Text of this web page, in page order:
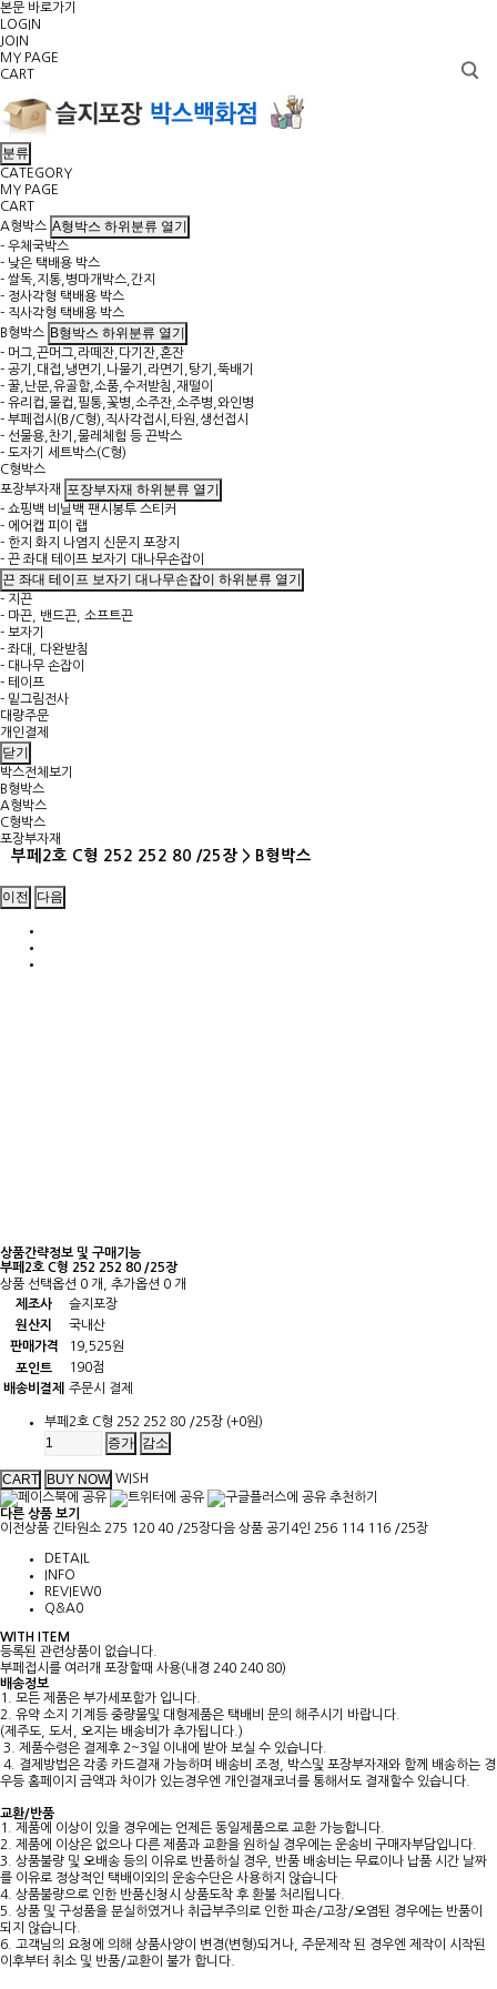
본문 바로가기
LOGIN
JOIN
MY PAGE
CART
분류
CATEGORY
MY PAGE
CART
A형박스 A형박스 하위분류 열기
- 우체국박스
- 낮은 택배용 박스
- 쌀독,지통,병마개박스,간지
- 정사각형 택배용 박스
- 직사각형 택배용 박스
B형박스 B형박스 하위분류 열기
- 머그,끈머그,라떼잔,다기잔,혼잔
- 공기,대접,냉면기,나물기,라면기,탕기,뚝배기
- 꿀,난분,유골함,소품,수저받침,재떨이
- 유리컵,물컵,필통,꽃병,소주잔,소주병,와인병
- 부페접시(B/C형),직사각접시,타원,생선접시
- 선물용,찬기,물레체험 등 끈박스
- 도자기 세트박스(C형)
C형박스
포장부자재
포장부자재 하위분류 열기
- 쇼핑백 비닐백 팬시봉투 스티커
- 에어캡 피이 랩
- 한지 화지 나염지 신문지 포장지
- 끈 좌대 테이프 보자기 대나무손잡이
끈 좌대 테이프 보자기 대나무손잡이 하위분류 열기
- 지끈
- 마끈, 밴드끈, 소프트끈
- 보자기
- 좌대, 다완받침
- 대나무 손잡이
- 테이프
- 밑그림전사
대량주문
개인결제
닫기
박스전체보기
B형박스
A형박스
C형박스
포장부자재
부페2호 C형 252 252 80 /25장 > B형박스
이전 다음
상품간략정보 및 구매기능
부페2호 C형 252 252 80 /25장
상품 선택옵션 0 개, 추가옵션 0 개
제조사
슬지포장
원산지
국내산
판매가격
19,525원
포인트
190점
배송비결제
주문시 결제
부페2호 C형 252 252 80 /25장 (+0원)
증가 감소
WISH
추천하기
다른 상품 보기
이전상품 긴타원소 275 120 40 /25장다음 상품 공기4인 256 114 116 /25장
DETAIL
INFO
REVIEW0
Q&A0
WITH ITEM
등록된 관련상품이 없습니다.
부페접시를 여러개 포장할때 사용(내경 240 240 80)
배송정보
1. 모든 제품은 부가세포함가 입니다.
2. 유약 소지 기계등 중량물및 대형제품은 택배비 문의 해주시기 바랍니다.
(제주도, 도서, 오지는 배송비가 추가됩니다.)
3. 제품수령은 결제후 2~3일 이내에 받아 보실 수 있습니다.
4. 결제방법은 각종 카드결재 가능하며 배송비 조정, 박스및 포장부자재와 함께 배송하는 경
우등 홈페이지 금액과 차이가 있는경우엔 개인결재코너를 통해서도 결재할수 있습니다.
교환/반품
1. 제품에 이상이 있을 경우에는 언제든 동일제품으로 교환 가능합니다.
2. 제품에 이상은 없으나 다른 제품과 교환을 원하실 경우에는 운송비 구매자부담입니다.
3. 상품불량 및 오배송 등의 이유로 반품하실 경우, 반품 배송비는 무료이나 납품 시간 날짜
를 이유로 정상적인 택배이외의 운송수단은 사용하지 않습니다
4. 상품불량으로 인한 반품신청시 상품도착 후 환불 처리됩니다.
5. 상품 및 구성품을 분실하였거나 취급부주의로 인한 파손/고장/오염된 경우에는 반품이
되지 않습니다.
6. 고객님의 요청에 의해 상품사양이 변경(변형)되거나, 주문제작 된 경우엔 제작이 시작된
이후부터 취소 및 반품/교환이 불가 합니다.